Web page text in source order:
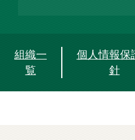
組織一
覧
個人情報保
針